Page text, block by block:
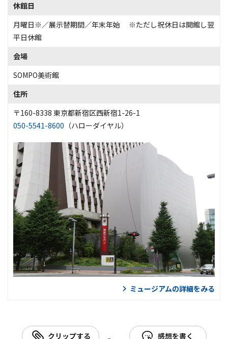
休館日
月曜日※／展示替期間／年末年始 ※ただし祝休日は開館し翌
平日休館
会場
SOMPO美術館
住所
〒160-8338 東京都新宿区西新宿1-26-1
050-5541-8600 （ハローダイヤル）
ミュージアムの詳細をみる
クリップする 感想を書く